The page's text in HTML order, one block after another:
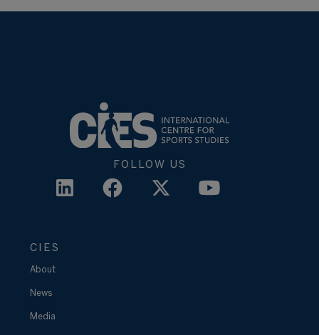
FOLLOW US
CIES
About
News
Media